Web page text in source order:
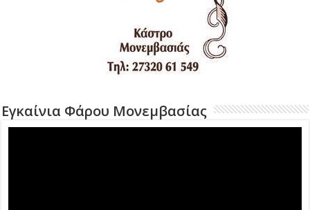
Εγκαίνια Φάρου Μονεμβασίας